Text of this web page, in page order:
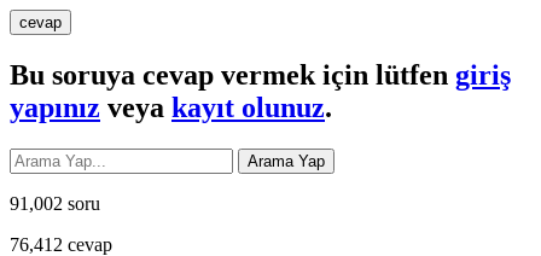
Bu soruya cevap vermek için lütfen giriş
yapınız veya kayıt olunuz.
91,002 soru
76,412 cevap